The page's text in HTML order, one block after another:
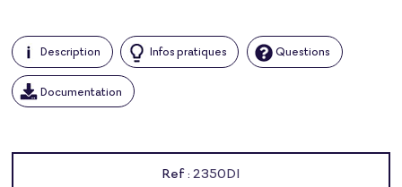
Description Infos pratiques Questions
Documentation
Ref : 2350DI